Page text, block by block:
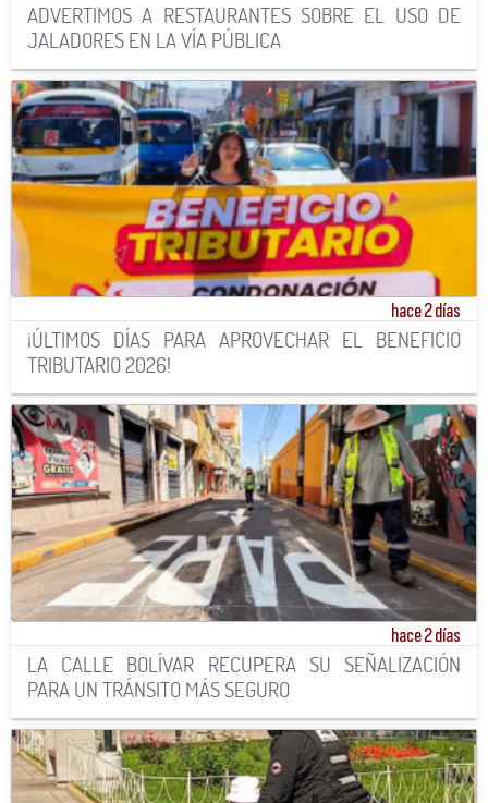
ADVERTIMOS A RESTAURANTES SOBRE EL USO DE
JALADORES EN LA VÍA PÚBLICA
hace 2 días
¡ÚLTIMOS DÍAS PARA APROVECHAR EL BENEFICIO
TRIBUTARIO 2026!
hace 2 días
LA CALLE BOLÍVAR RECUPERA SU SEÑALIZACIÓN
PARA UN TRÁNSITO MÁS SEGURO